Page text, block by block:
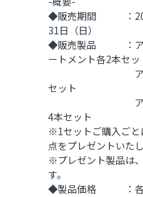
◆販売期間 ：
31日（日）
◆販売製品 ：アッ
ートメント各2本セッ
アッチェ
セット
アッチェ
4本セット
※1セットご購入ごと
点をプレゼントいたし
※プレゼント製品は
す。
◆製品価格 ：各セ